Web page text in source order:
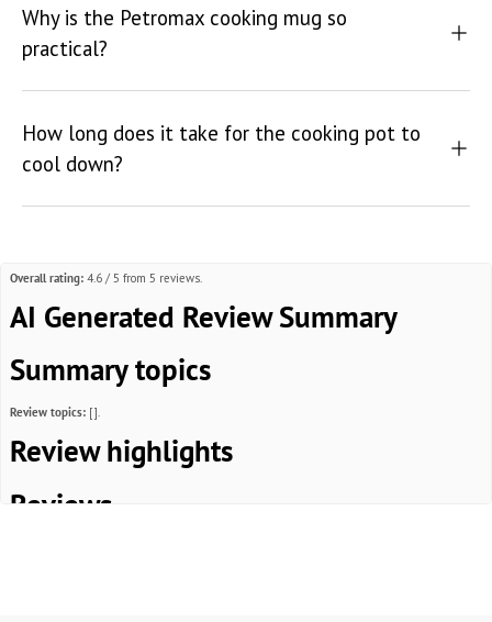
Why is the Petromax cooking mug so
practical?
How long does it take for the cooking pot to
cool down?
Overall rating: 4.6 / 5 from 5 reviews.
AI Generated Review Summary
Summary topics
Review topics: [].
Review highlights
Reviews